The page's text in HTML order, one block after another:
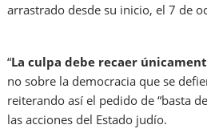
arrastrado desde su inicio, el 7 de
“La culpa debe recaer
no sobre la democracia que se
reiterando así el pedido de “basta
las acciones del Estado judío.